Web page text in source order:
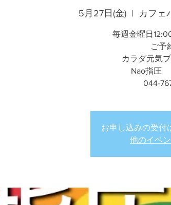
5月27日(金)
  |
カフェ
毎週金曜日
ご予
カラダ元気
Nao指圧
044-
お申し込みの受付
他のイベ